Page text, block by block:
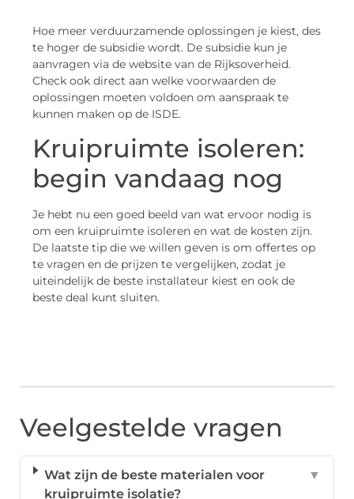
Hoe meer verduurzamende oplossingen je kiest, des
te hoger de subsidie wordt. De subsidie kun je
aanvragen via de website van de Rijksoverheid.
Check ook direct aan welke voorwaarden de
oplossingen moeten voldoen om aanspraak te
kunnen maken op de ISDE.
Kruipruimte isoleren:
begin vandaag nog
Je hebt nu een goed beeld van wat ervoor nodig is
om een kruipruimte isoleren en wat de kosten zijn.
De laatste tip die we willen geven is om offertes op
te vragen en de prijzen te vergelijken, zodat je
uiteindelijk de beste installateur kiest en ook de
beste deal kunt sluiten.
Veelgestelde vragen
Wat zijn de beste materialen voor
kruipruimte isolatie?
▼